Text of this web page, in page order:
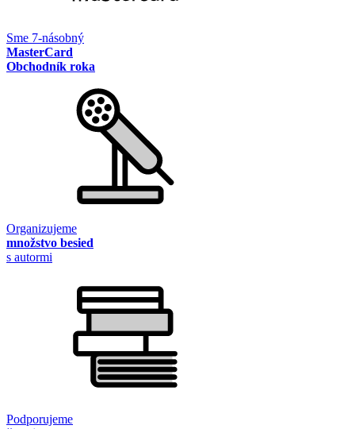
Sme 7-násobný
MasterCard
Obchodník roka
Organizujeme
množstvo besied
s autormi
Podporujeme